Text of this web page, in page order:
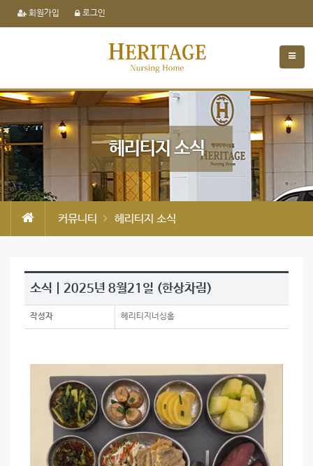
회원가입 로그인
헤리티지 소식
커뮤니티 헤리티지 소식
소식 | 2025년 8월21일 (한상차림)
작성자 헤리티지너싱홈